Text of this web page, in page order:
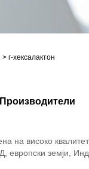
> г-хексалактон
на високо
европски земји,